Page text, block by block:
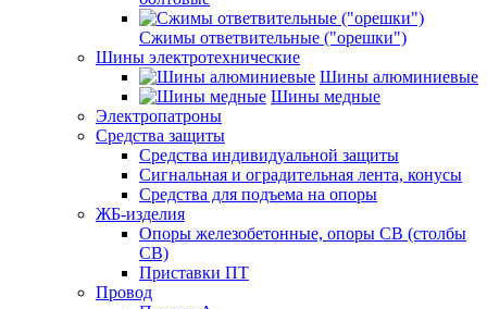
Сжимы ответвительные ("орешки")
Шины электротехнические
Шины алюминиевые
Шины медные
Электропатроны
Средства защиты
Средства индивидуальной защиты
Сигнальная и оградительная лента, конусы
Средства для подъема на опоры
ЖБ-изделия
Опоры железобетонные, опоры СВ (столбы
СВ)
Приставки ПТ
Провод